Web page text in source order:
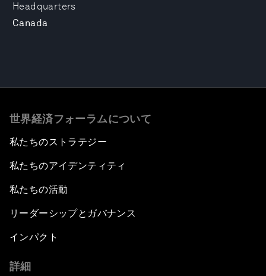
Headquarters
Canada
世界経済フォーラムについて
私たちのストラテジー
私たちのアイデンティティ
私たちの活動
リーダーシップとガバナンス
インパクト
詳細